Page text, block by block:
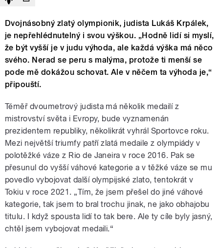
Dvojnásobný zlatý olympionik, judista Lukáš Krpálek,
je nepřehlédnutelný i svou výškou. „Hodně lidí si myslí,
že být vyšší je v judu výhoda, ale každá výška má něco
svého. Nerad se peru s malýma, protože ti menší se
pode mě dokážou schovat. Ale v něčem ta výhoda je,“
připouští.
Téměř dvoumetrový judista má několik medailí z
mistrovství světa i Evropy, bude vyznamenán
prezidentem republiky, několikrát vyhrál Sportovce roku.
Mezi největší triumfy patří zlatá medaile z olympiády v
polotěžké váze z Rio de Janeira v roce 2016. Pak se
přesunul do vyšší váhové kategorie a v těžké váze se mu
povedlo vybojovat další olympijské zlato, tentokrát v
Tokiu v roce 2021. „Tím, že jsem přešel do jiné váhové
kategorie, tak jsem to bral trochu jinak, ne jako obhajobu
titulu. I když spousta lidí to tak bere. Ale ty cíle byly jasný,
chtěl jsem vybojovat medaili.“